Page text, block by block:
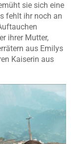
sie sich eine
fehlt ihr noch an
ihrer Mutter,
aus Emilys
Kaiserin aus